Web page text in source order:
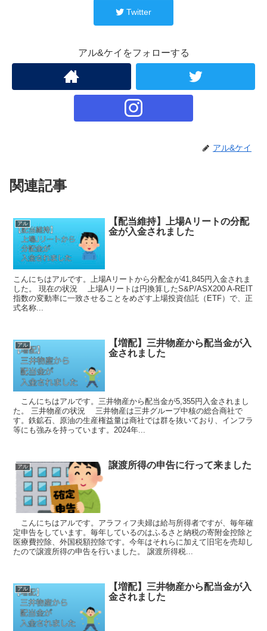
Twitter
アル&ケイをフォローする
アル&ケイ
関連記事
アル
【配当維持】上場Aリートの分配
金が入金されました
こんにちはアルです。上場Aリートから分配金が41,845円入金されま
した。 現在の状況 上場Aリートは円換算したS&P/ASX200 A-REIT
指数の変動率に一致させることをめざす上場投資信託（ETF）で、正
式名称...
アル
【増配】三井物産から配当金が入
金されました
こんにちはアルです。三井物産から配当金が5,355円入金されまし
た。 三井物産の状況 三井物産は三井グループ中核の総合商社で
す。鉄鉱石、原油の生産権益量は商社では群を抜いており、インフラ
等にも強みを持っています。2024年...
アル 譲渡所得の申告に行って来ました
こんにちはアルです。アラフィフ夫婦は給与所得者ですが、毎年確
定申告をしています。毎年しているのはふるさと納税の寄附金控除と
医療費控除、外国税額控除です。今年はそれらに加えて旧宅を売却し
たので譲渡所得の申告を行いました。 譲渡所得税...
アル
【増配】三井物産から配当金が入
金されました